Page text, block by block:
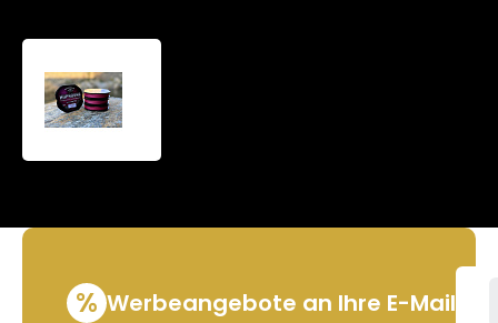
Limitierte
% Werbeangebote an Ihre E-Mail